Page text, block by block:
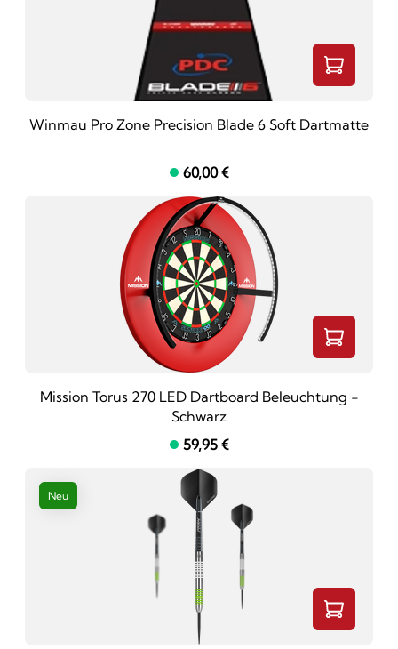
Winmau Pro Zone Precision Blade 6 Soft Dartmatte
60,00 €
Mission Torus 270 LED Dartboard Beleuchtung -
Schwarz
59,95 €
Neu